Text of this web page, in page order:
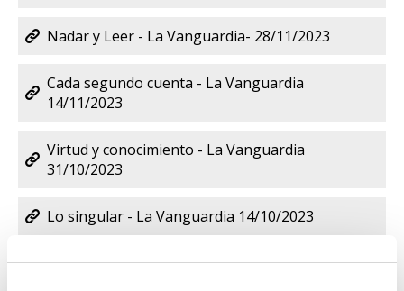
Nadar y Leer - La Vanguardia- 28/11/2023
Cada segundo cuenta - La Vanguardia
14/11/2023
Virtud y conocimiento - La Vanguardia
31/10/2023
Lo singular - La Vanguardia 14/10/2023
Preferencias y ambiciones - La Vanguardia